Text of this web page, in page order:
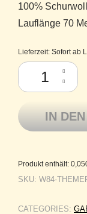
100%
Lauflänge 70
Lieferzeit: Sofort ab
Kremke Soul Wool
IN
Produkt enthält:
SKU: W84-
CATEGORIES: